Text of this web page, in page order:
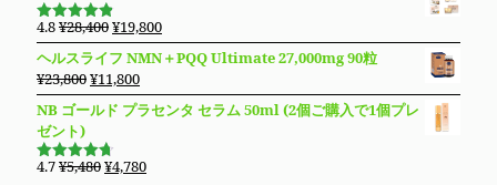
¥14,800
で
し
た。
¥11,980
で
格
は
¥8,850
で
し
た。
価
格
は
¥8,490
で
5段階で
4.83の評
価
4.8¥28,400元
の
価
格
は
で
し
¥19,800現
在
の
格
ヘルスライフ NMN＋PQQ Ultimate 27,000mg 90粒
¥23,800元
の
価
格
は
¥11,800現
在
の
格
NB ゴールド プラセンタ セラム 50ml (2個ご購入で1個プレ
ゼント)
5段階で
4.7¥5,480元
¥4,780現